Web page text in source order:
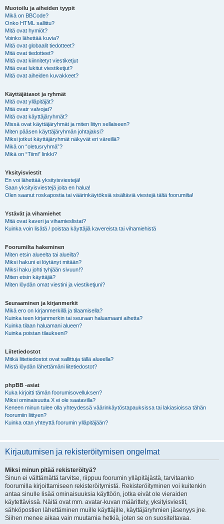
Muotoilu ja aiheiden tyypit
Mikä on BBCode?
Onko HTML sallittu?
Mitä ovat hymiöt?
Voinko lähettää kuvia?
Mitä ovat globaalit tiedotteet?
Mitä ovat tiedotteet?
Mitä ovat kiinnitetyt viestiketjut
Mitä ovat lukitut viestiketjut?
Mitä ovat aiheiden kuvakkeet?
Käyttäjätasot ja ryhmät
Mitä ovat ylläpitäjät?
Mitä ovatr valvojat?
Mitä ovat käyttäjäryhmät?
Missä ovat käyttäjäryhmät ja miten liityn sellaiseen?
Miten pääsen käyttäjäryhmän johtajaksi?
Miksi jotkut käyttäjäryhmät näkyvät eri väreillä?
Mikä on “oletusryhmä”?
Mikä on “Tiimi” linkki?
Yksityisviestit
En voi lähettää yksityisviestejä!
Saan yksityisviestejä joita en halua!
Olen saanut roskapostia tai väärinkäytöksiä sisältäviä viestejä tältä foorumilta!
Ystävät ja vihamiehet
Mitä ovat kaveri ja vihamieslistat?
Kuinka voin lisätä / poistaa käyttäjiä kavereista tai vihamiehistä
Foorumilta hakeminen
Miten etsin alueelta tai alueilta?
Miksi hakuni ei löytänyt mitään?
Miksi haku johti tyhjään sivuun!?
Miten etsin käyttäjiä?
Miten löydän omat viestini ja viestiketjuni?
Seuraaminen ja kirjanmerkit
Mikä ero on kirjanmerkillä ja tilaamisella?
Kuinka teen kirjanmerkin tai seuraan haluamaani aihetta?
Kuinka tilaan haluamani alueen?
Kuinka poistan tilaukseni?
Liitetiedostot
Mitkä liitetiedostot ovat sallittuja tällä alueella?
Mistä löydän lähettämäni liitetiedostot?
phpBB -asiat
Kuka kirjoitti tämän foorumisovelluksen?
Miksi ominaisuutta X ei ole saatavilla?
Keneen minun tulee olla yhteydessä väärinkäytöstapauksissa tai lakiasioissa tähän
foorumiin liittyen?
Kuinka otan yhteyttä foorumin ylläpitäjään?
Kirjautumisen ja rekisteröitymisen ongelmat
Miksi minun pitää rekisteröityä?
Sinun ei välttämättä tarvitse, riippuu foorumin ylläpitäjästä, tarvitaanko
foorumilla kirjoittamiseen rekisteröitymistä. Rekisteröityminen voi kuitenkin
antaa sinulle lisää ominaisuuksia käyttöön, jotka eivät ole vieraiden
käytettävissä. Näitä ovat mm. avatar-kuvan määrittely, yksityisviestit,
sähköpostien lähettäminen muille käyttäjille, käyttäjäryhmien jäsenyys jne.
Siihen menee aikaa vain muutamia hetkiä, joten se on suositeltavaa.